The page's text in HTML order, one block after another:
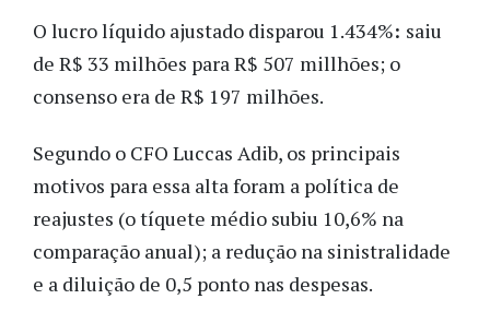
O lucro líquido ajustado disparou 1.434%: saiu
de R$ 33 milhões para R$ 507 millhões; o
consenso era de R$ 197 milhões.
Segundo o CFO Luccas Adib, os principais
motivos para essa alta foram a política de
reajustes (o tíquete médio subiu 10,6% na
comparação anual); a redução na sinistralidade
e a diluição de 0,5 ponto nas despesas.